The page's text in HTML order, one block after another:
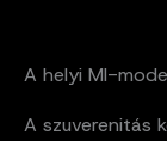
A helyi MI-
A szuverenitás